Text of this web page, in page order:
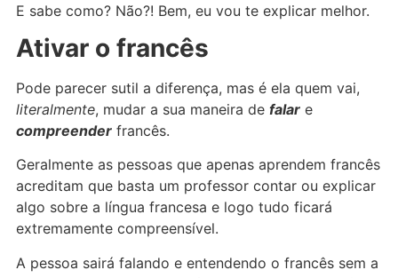
E sabe como? Não?! Bem, eu vou te explicar melhor.
Ativar o francês
Pode parecer sutil a diferença, mas é ela quem vai,
literalmente, mudar a sua maneira de falar e
compreender francês.
Geralmente as pessoas que apenas aprendem francês
acreditam que basta um professor contar ou explicar
algo sobre a língua francesa e logo tudo ficará
extremamente compreensível.
A pessoa sairá falando e entendendo o francês sem a